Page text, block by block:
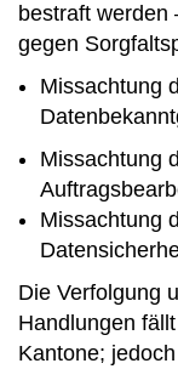
bestraft werden
gegen
Missachtung
Missachtung
Missachtung
Die Verfolgung
Handlungen
Kantone;